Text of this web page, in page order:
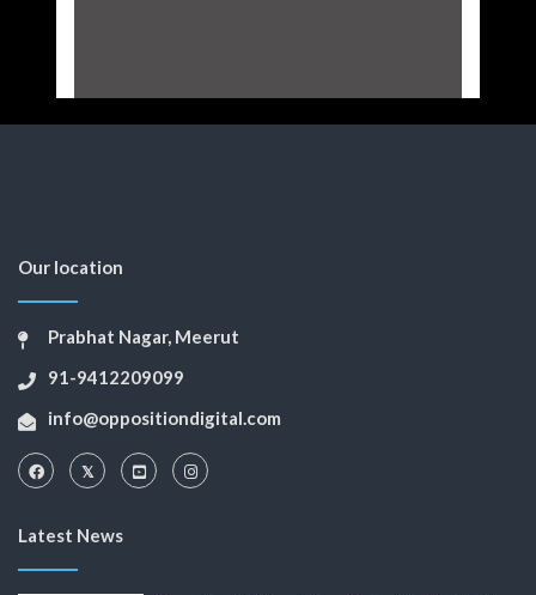
Our location
Prabhat Nagar, Meerut
91-9412209099
info@oppositiondigital.com
Latest News